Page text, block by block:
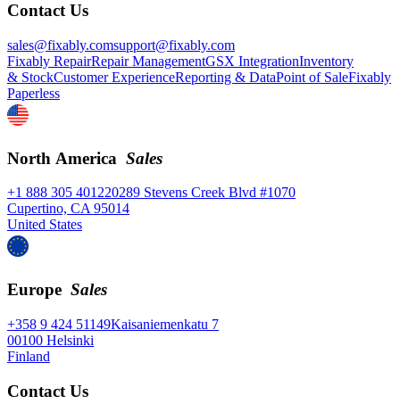
Contact Us
sales@fixably.comsupport@fixably.com
Fixably RepairRepair ManagementGSX IntegrationInventory
& StockCustomer ExperienceReporting & DataPoint of SaleFixably
Paperless
North America Sales
+1 888 305 401220289 Stevens Creek Blvd #1070
Cupertino, CA 95014
United States
Europe Sales
+358 9 424 51149Kaisaniemenkatu 7
00100 Helsinki
Finland
Contact Us